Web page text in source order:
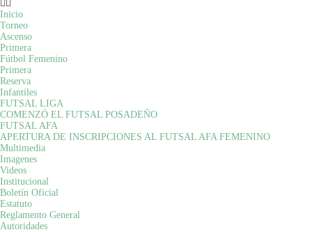
Inicio
Torneo
Ascenso
Primera
Fútbol Femenino
Primera
Reserva
Infantiles
FUTSAL LIGA
COMENZÓ EL FUTSAL POSADEÑO
FUTSAL AFA
APERTURA DE INSCRIPCIONES AL FUTSAL AFA FEMENINO
Multimedia
Imagenes
Videos
Institucional
Boletín Oficial
Estatuto
Reglamento General
Autoridades
Home